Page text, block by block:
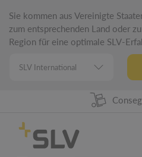
Sie kommen aus Vereinigte
zum entsprechenden Land oder
Region für eine optimale SLV-
98%5 letna
Progettato